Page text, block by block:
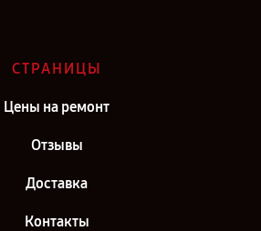
СТРАНИЦЫ
Цены на ремонт
Отзывы
Доставка
Контакты